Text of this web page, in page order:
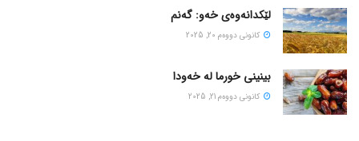
لێکدانەوەی خەو: گەنم
كانونی دووه‌م 20, 2025
بینینی خورما لە خەودا
كانونی دووه‌م 21, 2025